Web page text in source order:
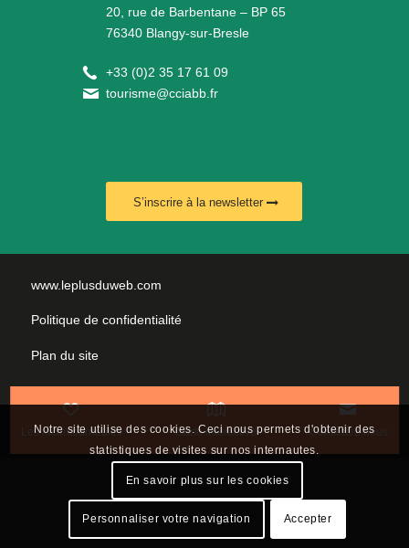
Les incontournables Carte interactive Contactez-nous
20, rue de Barbentane – BP 65
76340 Blangy-sur-Bresle
+33 (0)2 35 17 61 09
tourisme@cciabb.fr
S’inscrire à la newsletter
www.leplusduweb.com
Politique de confidentialité
Plan du site
Mentions légales
Nous contacter
Notre site utilise des cookies. Ceci nous permets d'obtenir des
statistiques de visites sur nos internautes.
En savoir plus sur les cookies
Personnaliser votre navigation Accepter